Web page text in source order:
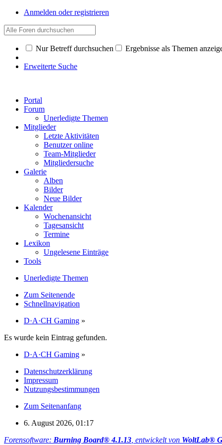
Anmelden oder registrieren
Nur Betreff durchsuchen Ergebnisse als Themen
Erweiterte Suche
Portal
Forum
Unerledigte Themen
Mitglieder
Letzte Aktivitäten
Benutzer online
Team-Mitglieder
Mitgliedersuche
Galerie
Alben
Bilder
Neue Bilder
Kalender
Wochenansicht
Tagesansicht
Termine
Lexikon
Ungelesene Einträge
Tools
Unerledigte Themen
Zum Seitenende
Schnellnavigation
D·A·CH Gaming »
Es wurde kein Eintrag gefunden.
D·A·CH Gaming »
Datenschutzerklärung
Impressum
Nutzungsbestimmungen
Zum Seitenanfang
6. August 2026, 01:17
Forensoftware: Burning Board® 4.1.13 , entwickelt von WoltLab®